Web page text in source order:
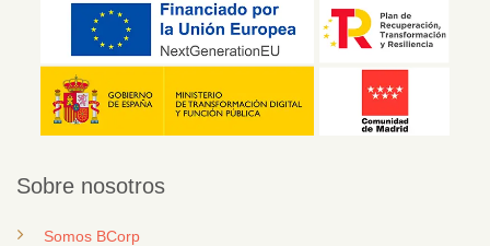
Sobre nosotros
Somos BCorp